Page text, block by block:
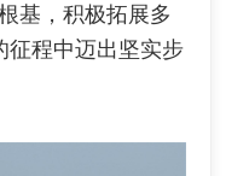
基，积极拓展多
征程中迈出坚实步